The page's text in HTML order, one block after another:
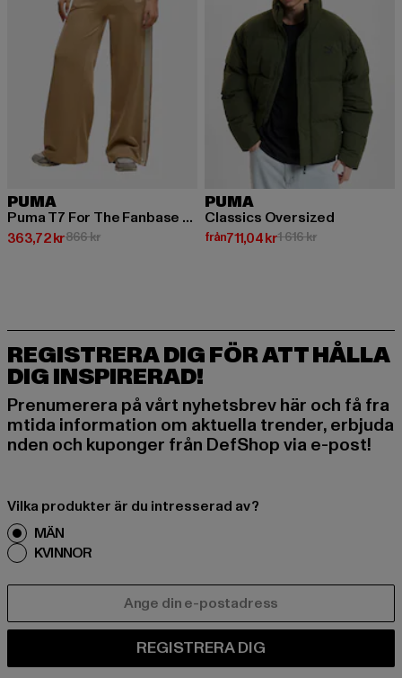
PUMA
Puma T7 For The Fanbase Relaxed Jogginghosen
363,72 kr
Nuvarande pris: 363,72 kr
866 krKampanjpris: 866 kr
PUMA
Classics Oversized
från711,04 kr
Nuvarande pris: Från 711,04 kr
1 616 krKampanjpris: 1
REGISTRERA DIG FÖR ATT HÅLLA
DIG INSPIRERAD!
Prenumerera på vårt nyhetsbrev här och få fra
mtida information om aktuella trender, erbjuda
nden och kuponger från DefShop via e-post!
Vilka produkter är du intresserad av?
MÄN
KVINNOR
REGISTRERA DIG